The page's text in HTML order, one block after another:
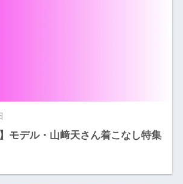
モデル・山﨑天さん着こなし特集